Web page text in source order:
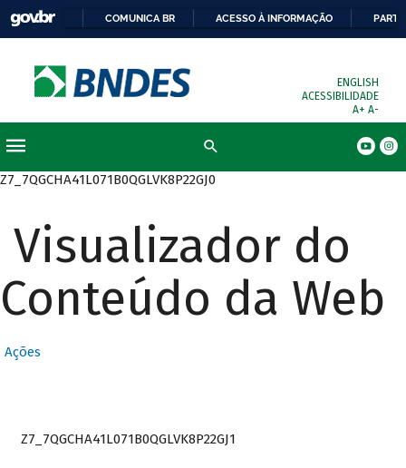
COMUNICA BR ACESSO À INFORMAÇÃO
ENGLISH
ACESSIBILIDADE
A+ A-
Z7_7QGCHA41L071B0QGLVK8P22GJ0
Visualizador do
Conteúdo da Web
Ações
Z7_7QGCHA41L071B0QGLVK8P22GJ1